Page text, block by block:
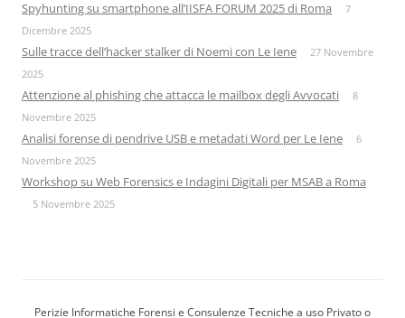
Spyhunting su smartphone all’IISFA FORUM 2025 di Roma
7
Dicembre 2025
Sulle tracce dell’hacker stalker di Noemi con Le Iene
27 Novembre
2025
Attenzione al phishing che attacca le mailbox degli Avvocati
8
Novembre 2025
Analisi forense di pendrive USB e metadati Word per Le Iene
6
Novembre 2025
Workshop su Web Forensics e Indagini Digitali per MSAB a Roma
5 Novembre 2025
Perizie Informatiche Forensi e Consulenze Tecniche a uso Privato o